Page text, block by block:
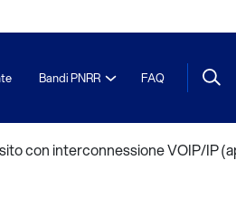
Bandi PNRR FAQ
con interconnessione VOIP/IP